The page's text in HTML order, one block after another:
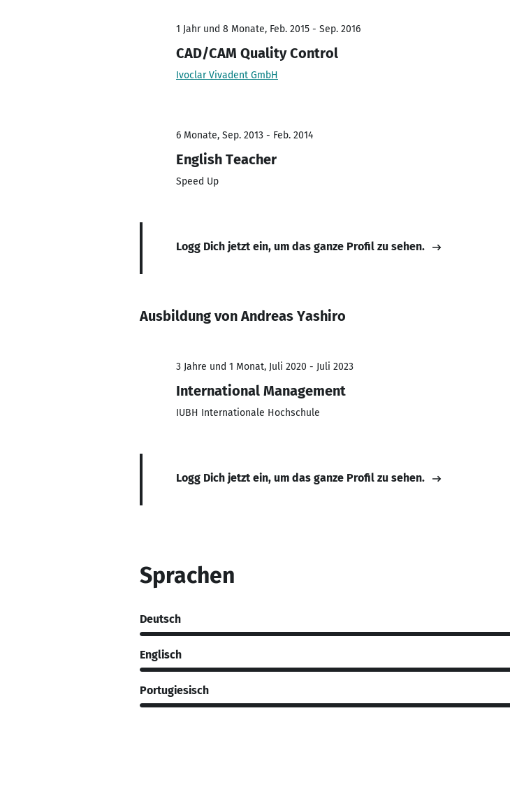
1 Jahr und 8 Monate, Feb. 2015 - Sep. 2016
CAD/CAM Quality Control
Ivoclar Vivadent GmbH
6 Monate, Sep. 2013 - Feb. 2014
English Teacher
Speed Up
Logg Dich jetzt ein, um das ganze Profil zu sehen.
Ausbildung von Andreas Yashiro
3 Jahre und 1 Monat, Juli 2020 - Juli 2023
International Management
IUBH Internationale Hochschule
Logg Dich jetzt ein, um das ganze Profil zu sehen.
Sprachen
Deutsch
Englisch
Portugiesisch